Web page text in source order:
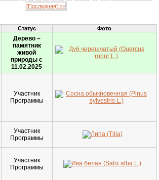
[Последняя] >>
Статус Фото
Дерево –
памятник
живой
природы с
11.02.2025
Участник
Программы
Участник
Программы
Участник
Программы